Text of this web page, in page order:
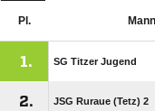
Pl.
1. SG Titzer Jugend
2. JSG Ruraue (Tetz) 2